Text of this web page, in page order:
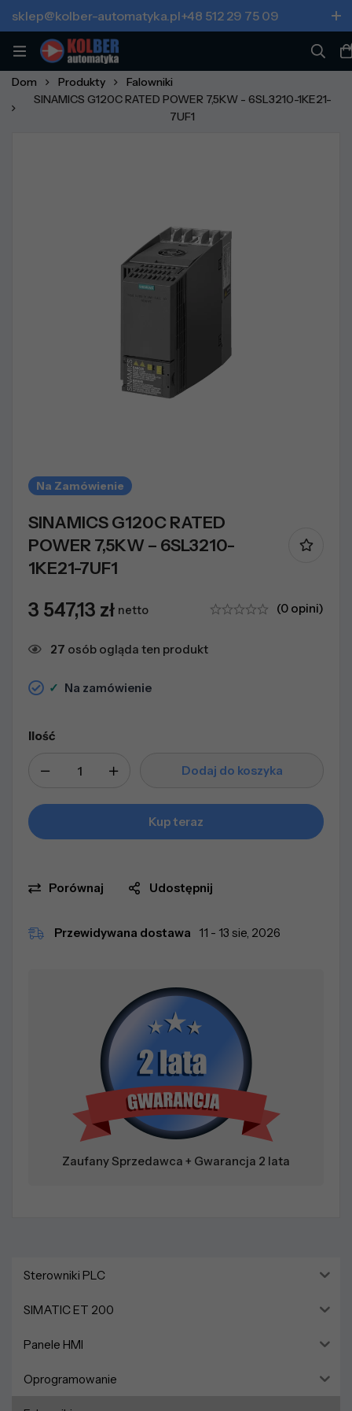
sklep@kolber-automatyka.pl+48 512 29 75 09
Dom Produkty
Falowniki
SINAMICS G120C RATED POWER 7,5KW - 6SL3210-1KE21-
7UF1
Sterowniki PLC
SIMATIC ET 200
Panele HMI
Oprogramowanie
Na Zamówienie
SINAMICS G120C RATED
POWER 7,5KW – 6SL3210-
1KE21-7UF1
3 547,13 zł netto (0 opini)
27 osób ogląda ten produkt
✓ Na zamówienie
Ilość
Dodaj do koszyka
Kup teraz
Porównaj Udostępnij
Przewidywana dostawa 11 - 13 sie, 2026
Zaufany Sprzedawca + Gwarancja 2 lata